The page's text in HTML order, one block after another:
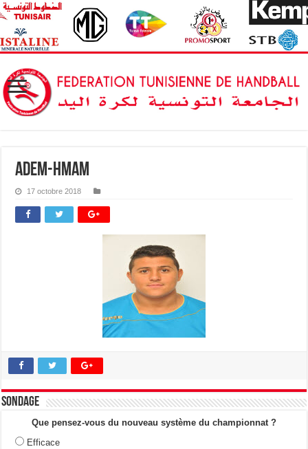
Adem-Hmam
17 octobre 2018
Sondage
Que pensez-vous du nouveau système du championnat ?
Efficace